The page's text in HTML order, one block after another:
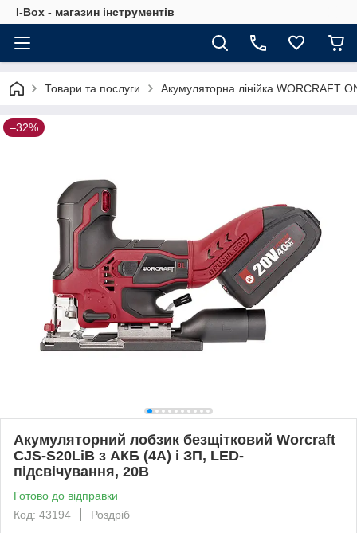
I-Box - магазин інструментів
Товари та послуги Акумуляторна лінійка WORCRAFT
–32%
Акумуляторний лобзик безщітковий Worcraft
CJS-S20LiB з АКБ (4А) і ЗП, LED-
підсвічування, 20В
Готово до відправки
Код: 43194
Роздріб